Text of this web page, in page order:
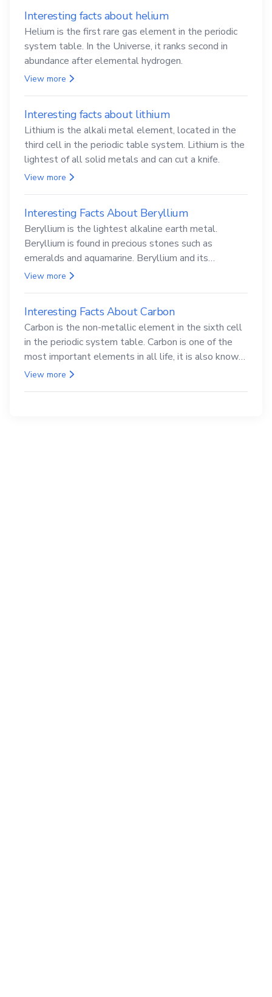
Interesting facts about helium
Helium is the first rare gas element in the periodic
system table. In the Universe, it ranks second in
abundance after elemental hydrogen.
View more
Interesting facts about lithium
Lithium is the alkali metal element, located in the
third cell in the periodic table system. Lithium is the
lightest of all solid metals and can cut a knife.
View more
Interesting Facts About Beryllium
Beryllium is the lightest alkaline earth metal.
Beryllium is found in precious stones such as
emeralds and aquamarine. Beryllium and its
compounds are both carcinogenic.
View more
Interesting Facts About Carbon
Carbon is the non-metallic element in the sixth cell
in the periodic system table. Carbon is one of the
most important elements in all life, it is also known
as the back.
View more